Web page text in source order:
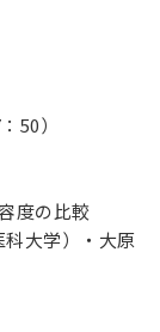
50）
度の比較
大学）・大原